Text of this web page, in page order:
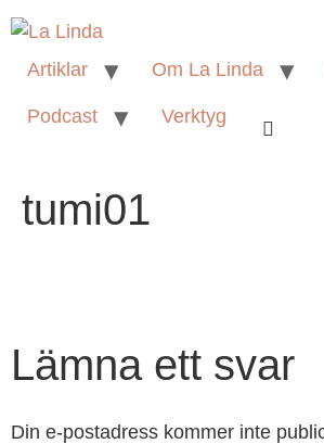
Artiklar Om La Linda
Podcast Verktyg
tumi01
Lämna ett svar
Din e-postadress kommer inte